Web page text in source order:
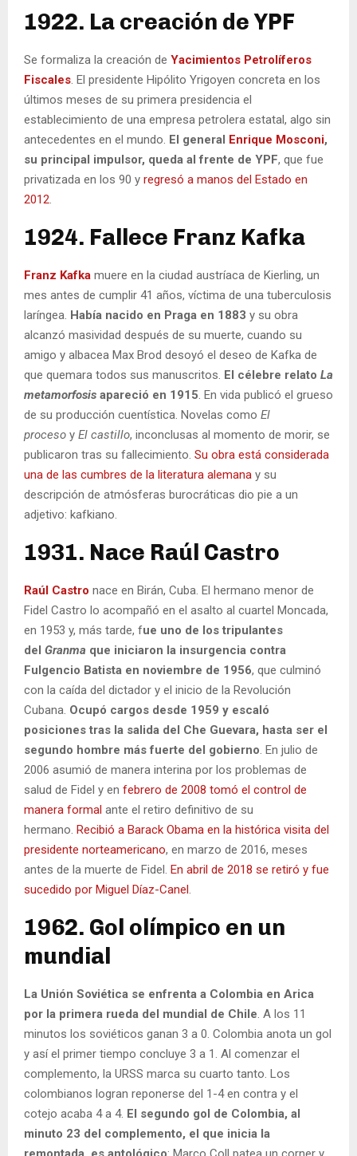
1922. La creación de YPF
Se formaliza la creación de Yacimientos Petrolíferos
Fiscales. El presidente Hipólito Yrigoyen concreta en los
últimos meses de su primera presidencia el
establecimiento de una empresa petrolera estatal, algo sin
antecedentes en el mundo. El general Enrique Mosconi,
su principal impulsor, queda al frente de YPF, que fue
privatizada en los 90 y regresó a manos del Estado en
2012.
1924. Fallece Franz Kafka
Franz Kafka muere en la ciudad austríaca de Kierling, un
mes antes de cumplir 41 años, víctima de una tuberculosis
laríngea. Había nacido en Praga en 1883 y su obra
alcanzó masividad después de su muerte, cuando su
amigo y albacea Max Brod desoyó el deseo de Kafka de
que quemara todos sus manuscritos. El célebre relato La
metamorfosis apareció en 1915. En vida publicó el grueso
de su producción cuentística. Novelas como El
proceso y El castillo, inconclusas al momento de morir, se
publicaron tras su fallecimiento. Su obra está considerada
una de las cumbres de la literatura alemana y su
descripción de atmósferas burocráticas dio pie a un
adjetivo: kafkiano.
1931. Nace Raúl Castro
Raúl Castro nace en Birán, Cuba. El hermano menor de
Fidel Castro lo acompañó en el asalto al cuartel Moncada,
en 1953 y, más tarde, fue uno de los tripulantes
del Granma que iniciaron la insurgencia contra
Fulgencio Batista en noviembre de 1956, que culminó
con la caída del dictador y el inicio de la Revolución
Cubana. Ocupó cargos desde 1959 y escaló
posiciones tras la salida del Che Guevara, hasta ser el
segundo hombre más fuerte del gobierno. En julio de
2006 asumió de manera interina por los problemas de
salud de Fidel y en febrero de 2008 tomó el control de
manera formal ante el retiro definitivo de su
hermano. Recibió a Barack Obama en la histórica visita del
presidente norteamericano, en marzo de 2016, meses
antes de la muerte de Fidel. En abril de 2018 se retiró y fue
sucedido por Miguel Díaz-Canel.
1962. Gol olímpico en un
mundial
La Unión Soviética se enfrenta a Colombia en Arica
por la primera rueda del mundial de Chile. A los 11
minutos los soviéticos ganan 3 a 0. Colombia anota un gol
y así el primer tiempo concluye 3 a 1. Al comenzar el
complemento, la URSS marca su cuarto tanto. Los
colombianos logran reponerse del 1-4 en contra y el
cotejo acaba 4 a 4. El segundo gol de Colombia, al
minuto 23 del complemento, el que inicia la